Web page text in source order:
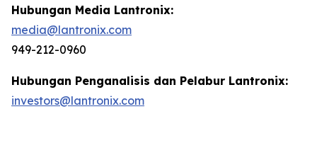
Hubungan Media Lantronix:
media@lantronix.com
949-212-0960
Hubungan Penganalisis dan Pelabur Lantronix:
investors@lantronix.com